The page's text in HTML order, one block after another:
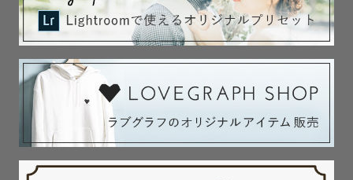
ご了承ください🙇‍♀️
撮影場所についてもイメージやご希望に合わせて共に考え
ますので、どんなところがいいかわからない！という方も
ご安心ください💭
---------------------------------------------
5.【ムービー撮影プランについて】